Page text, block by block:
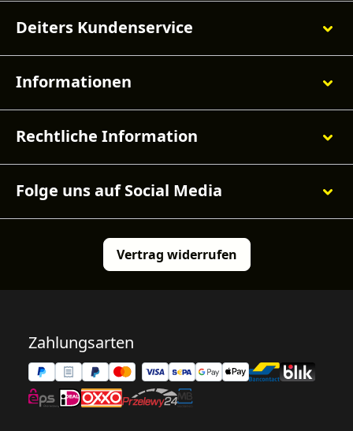
Deiters Kundenservice
Informationen
Rechtliche Information
Folge uns auf Social Media
Vertrag widerrufen
Zahlungsarten